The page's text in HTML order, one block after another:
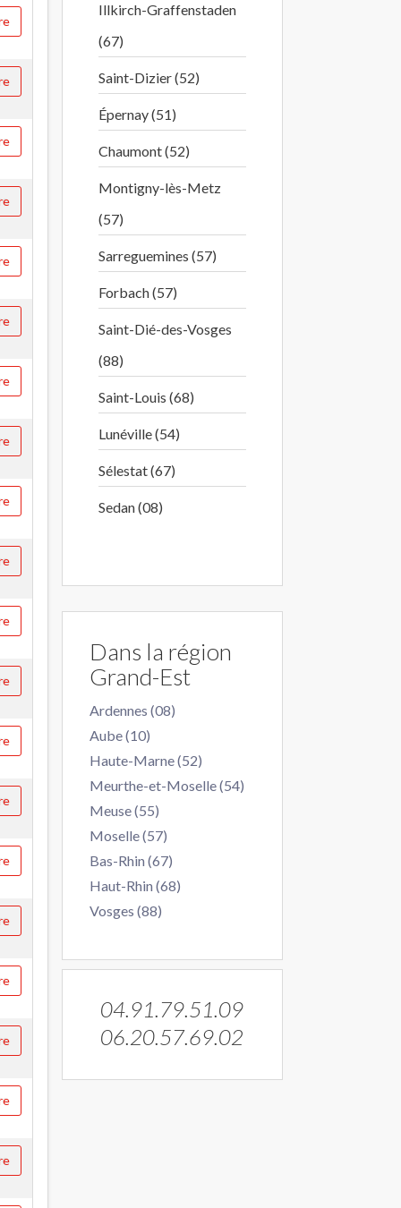
Illkirch-Graffenstaden
(67)
Saint-Dizier (52)
Épernay (51)
Chaumont (52)
Montigny-lès-Metz
(57)
Sarreguemines (57)
Forbach (57)
Saint-Dié-des-Vosges
(88)
Saint-Louis (68)
Lunéville (54)
Sélestat (67)
Sedan (08)
Dans la région
Grand-Est
Ardennes (08)
Aube (10)
Haute-Marne (52)
Meurthe-et-Moselle (54)
Meuse (55)
Moselle (57)
Bas-Rhin (67)
Haut-Rhin (68)
Vosges (88)
04.91.79.51.09
06.20.57.69.02